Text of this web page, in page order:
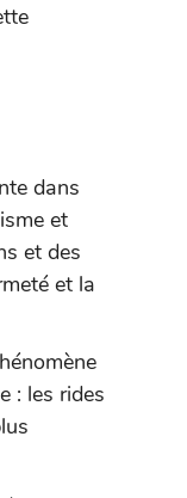
dans
et
et des
et la
: les rides